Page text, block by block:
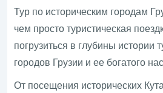
Тур по историческим городам
чем просто туристическая
погрузиться в глубины истории
городов Грузии и ее богатого
От посещения исторических